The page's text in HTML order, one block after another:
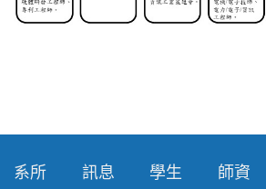
系所
訊息
學生
師資